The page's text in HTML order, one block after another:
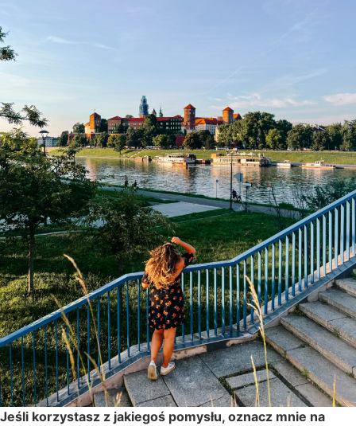
Jeśli korzystasz z jakiegoś pomysłu, oznacz mnie na